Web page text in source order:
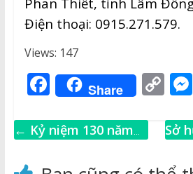
Điện thoại: 0915.271.579.
Views: 147
F
a
c
Share C
p
← Kỷ niệm 130 năm
Hồ Tùng Mậu
Sở